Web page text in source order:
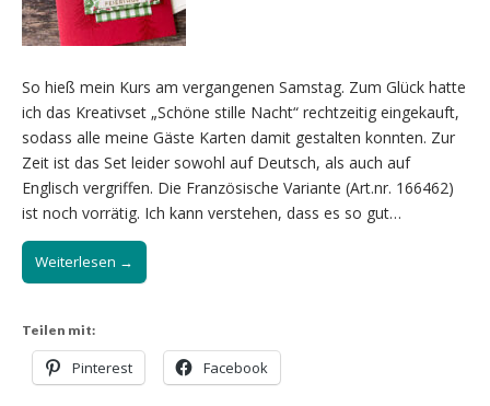
So hieß mein Kurs am vergangenen Samstag. Zum Glück hatte
ich das Kreativset „Schöne stille Nacht“ rechtzeitig eingekauft,
sodass alle meine Gäste Karten damit gestalten konnten. Zur
Zeit ist das Set leider sowohl auf Deutsch, als auch auf
Englisch vergriffen. Die Französische Variante (Art.nr. 166462)
ist noch vorrätig. Ich kann verstehen, dass es so gut…
Weiterlesen →
Teilen mit:
Pinterest Facebook